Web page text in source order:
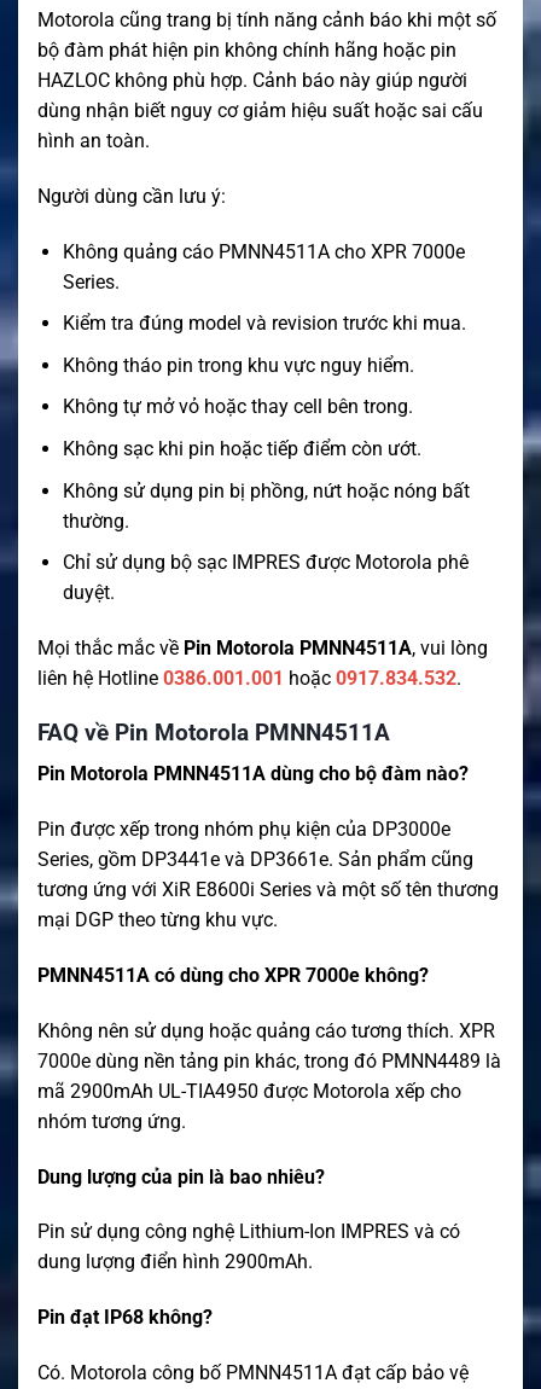
Motorola cũng trang bị tính năng cảnh báo khi một số
bộ đàm phát hiện pin không chính hãng hoặc pin
HAZLOC không phù hợp. Cảnh báo này giúp người
dùng nhận biết nguy cơ giảm hiệu suất hoặc sai cấu
hình an toàn.
Người dùng cần lưu ý:
Không quảng cáo PMNN4511A cho XPR 7000e
Series.
Kiểm tra đúng model và revision trước khi mua.
Không tháo pin trong khu vực nguy hiểm.
Không tự mở vỏ hoặc thay cell bên trong.
Không sạc khi pin hoặc tiếp điểm còn ướt.
Không sử dụng pin bị phồng, nứt hoặc nóng bất
thường.
Chỉ sử dụng bộ sạc IMPRES được Motorola phê
duyệt.
Mọi thắc mắc về Pin Motorola PMNN4511A, vui lòng
liên hệ Hotline 0386.001.001 hoặc 0917.834.532.
FAQ về Pin Motorola PMNN4511A
Pin Motorola PMNN4511A dùng cho bộ đàm nào?
Pin được xếp trong nhóm phụ kiện của DP3000e
Series, gồm DP3441e và DP3661e. Sản phẩm cũng
tương ứng với XiR E8600i Series và một số tên thương
mại DGP theo từng khu vực.
PMNN4511A có dùng cho XPR 7000e không?
Không nên sử dụng hoặc quảng cáo tương thích. XPR
7000e dùng nền tảng pin khác, trong đó PMNN4489 là
mã 2900mAh UL-TIA4950 được Motorola xếp cho
nhóm tương ứng.
Dung lượng của pin là bao nhiêu?
Pin sử dụng công nghệ Lithium-Ion IMPRES và có
dung lượng điển hình 2900mAh.
Pin đạt IP68 không?
Có. Motorola công bố PMNN4511A đạt cấp bảo vệ